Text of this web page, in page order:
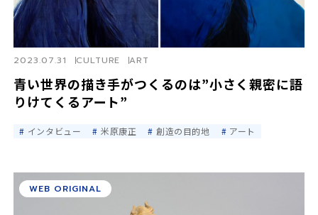
青い世界の描き手がつくるのは”小さく親密に語
りけてくるアート”
2023.07.31 CULTURE ART
インタビュー 米原康正 創造の目的地 アート
WEB ORIGINAL